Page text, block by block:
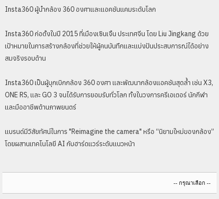
Insta360 ผู้นำกล้อง 360 องศาและแอคชันแคมระดับโลก
Insta360 ก่อตั้งในปี 2015 ที่เมืองเซินเจิ้น ประเทศจีน โดย Liu Jingkang ด้วย
เป้าหมายในการสร้างกล้องที่ช่วยให้ผู้คนบันทึกและแบ่งปันประสบการณ์ได้อย่าง
สมจริงรอบด้าน
Insta360 เป็นผู้บุกเบิกกล้อง 360 องศา และพัฒนากล้องแอคชันสุดล้ำ เช่น X3,
ONE RS, และ GO 3 จนได้รับการยอมรับทั่วโลก ทั้งในวงการครีเอเตอร์ นักกีฬา
และมืออาชีพด้านภาพยนตร์
แบรนด์มีวิสัยทัศน์ในการ "Reimagine the camera" หรือ “นิยามใหม่ของกล้อง”
โดยผสานเทคโนโลยี AI กับฮาร์ดแวร์ระดับแนวหน้า